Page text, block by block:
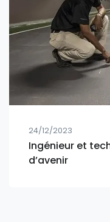
24/12/2023
Ingénieur et
d’avenir